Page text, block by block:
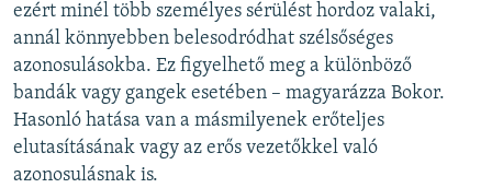
ezért minél több személyes sérülést hordoz valaki,
annál könnyebben belesodródhat szélsőséges
azonosulásokba. Ez figyelhető meg a különböző
bandák vagy gangek esetében – magyarázza Bokor.
Hasonló hatása van a másmilyenek erőteljes
elutasításának vagy az erős vezetőkkel való
azonosulásnak is.